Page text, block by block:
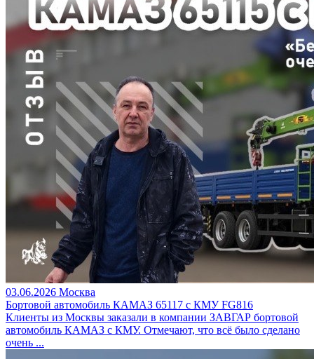
03.06.2026 Москва
Бортовой автомобиль КАМАЗ 65117 с КМУ FG816
Клиенты из Москвы заказали в компании ЗАВГАР бортовой
автомобиль КАМАЗ с КМУ. Отмечают, что всё было сделано
очень ...